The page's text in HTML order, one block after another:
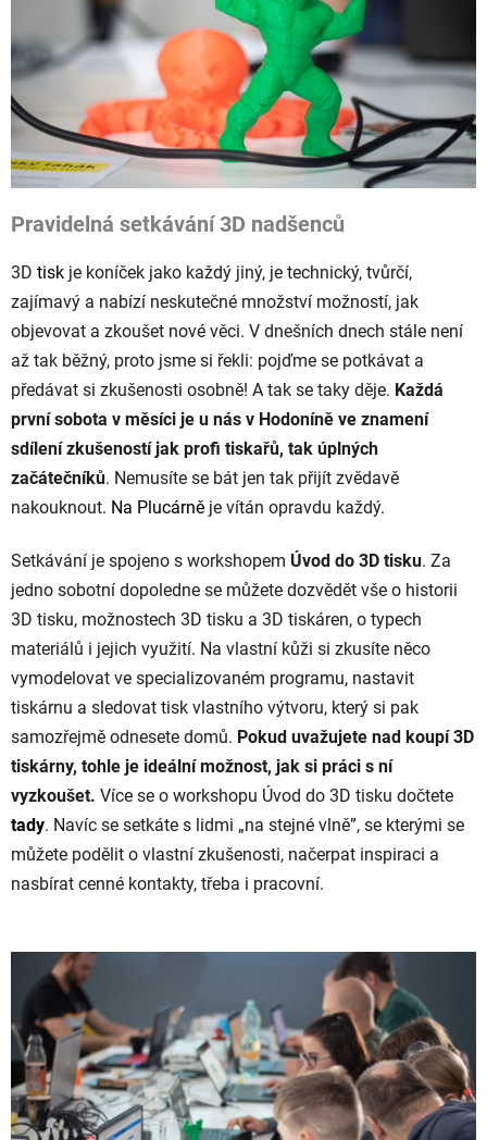
Pravidelná setkávání 3D nadšenců
3D tisk je koníček jako každý jiný, je technický, tvůrčí,
zajímavý a nabízí neskutečné množství možností, jak
objevovat a zkoušet nové věci. V dnešních dnech stále není
až tak běžný, proto jsme si řekli: pojďme se potkávat a
předávat si zkušenosti osobně! A tak se taky děje. Každá
první sobota v měsíci je u nás v Hodoníně ve znamení
sdílení zkušeností jak profi tiskařů, tak úplných
začátečníků. Nemusíte se bát jen tak přijít zvědavě
nakouknout. Na Plucárně je vítán opravdu každý.
Setkávání je spojeno s workshopem Úvod do 3D tisku. Za
jedno sobotní dopoledne se můžete dozvědět vše o historii
3D tisku, možnostech 3D tisku a 3D tiskáren, o typech
materiálů i jejich využití. Na vlastní kůži si zkusíte něco
vymodelovat ve specializovaném programu, nastavit
tiskárnu a sledovat tisk vlastního výtvoru, který si pak
samozřejmě odnesete domů. Pokud uvažujete nad koupí 3D
tiskárny, tohle je ideální možnost, jak si práci s ní
vyzkoušet. Více se o workshopu Úvod do 3D tisku dočtete
tady. Navíc se setkáte s lidmi „na stejné vlně”, se kterými se
můžete podělit o vlastní zkušenosti, načerpat inspiraci a
nasbírat cenné kontakty, třeba i pracovní.